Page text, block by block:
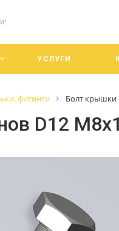
специалистами и
его
УСЛУГИ
фитинги Болт крышки
D12